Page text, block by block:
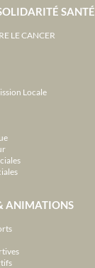
SANTÉ
LE CANCER
Locale
ANIMATIONS